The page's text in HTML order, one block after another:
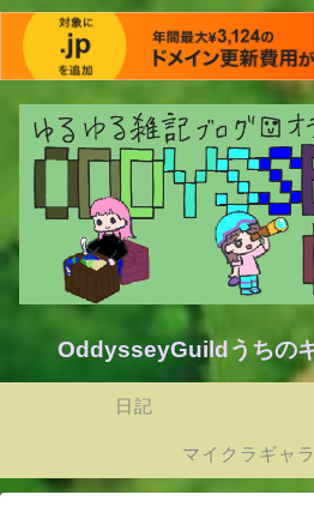
OddysseyGuildうちの
日記
マイクラギャ